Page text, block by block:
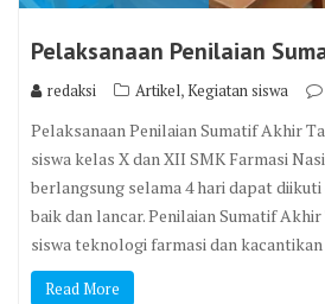
Pelaksanaan Penilaian
redaksi Artikel,Kegiatan siswa
Pelaksanaan Penilaian Sumatif Akhir
siswa kelas X dan XII SMK Farmasi
berlangsung selama 4 hari dapat
baik dan lancar. Penilaian Sumatif
siswa teknologi farmasi dan
Read More